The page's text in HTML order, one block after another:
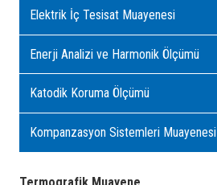
Elektrik İç Tesisat Muayenesi
Enerji Analizi ve Harmonik Ölçümü
Katodik Koruma Ölçümü
Kompanzasyon Sistemleri Muayenesi
Termografik Muayene